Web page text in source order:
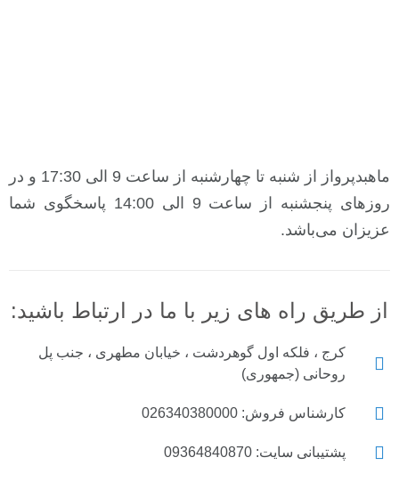
ماهبدپرواز از شنبه تا چهارشنبه از ساعت 9 الی 17:30 و در
روزهای پنجشنبه از ساعت 9 الی 14:00 پاسخگوی شما
می‌باشد.
طریق راه های زیر با ما در ارتباط باشید:
کرج ، فلکه اول گوهردشت ، خیابان مطهری ، جنب پل
روحانی (جمهوری)
کارشناس فروش: 026340380000
پشتیبانی سایت: 09364840870